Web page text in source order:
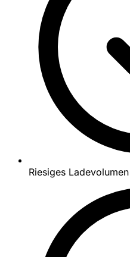
Riesiges